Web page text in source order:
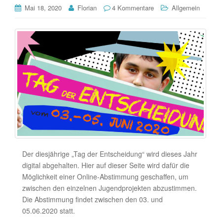
Mai 18, 2020 Florian 4 Kommentare Allgemein
Der diesjährige „Tag der Entscheidung“ wird dieses Jahr
digital abgehalten. Hier auf dieser Seite wird dafür die
Möglichkeit einer Online-Abstimmung geschaffen, um
zwischen den einzelnen Jugendprojekten abzustimmen.
Die Abstimmung findet zwischen den 03. und
05.06.2020 statt.